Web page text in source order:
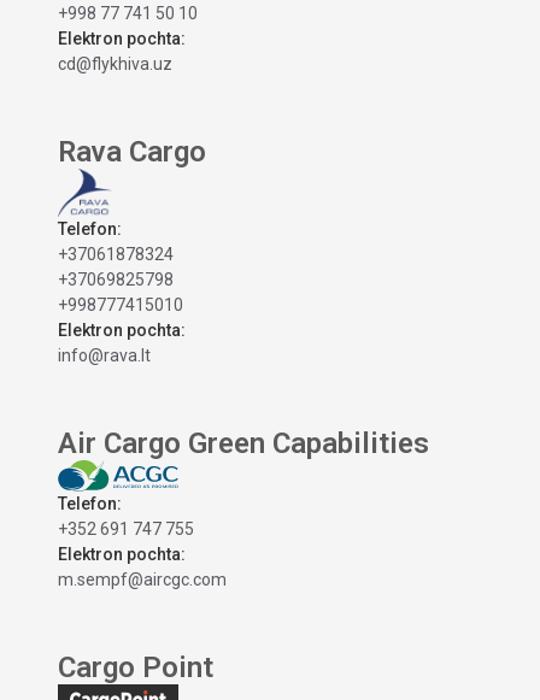
+998 77 741 50 10
Elektron pochta:
cd@flykhiva.uz
Rava Cargo
Telefon:
+37061878324
+37069825798
+998777415010
Elektron pochta:
info@rava.lt
Air Cargo Green Capabilities
Telefon:
+352 691 747 755
Elektron pochta:
m.sempf@aircgc.com
Cargo Point